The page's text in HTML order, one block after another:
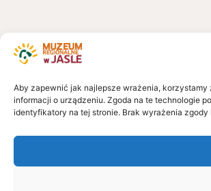
Aby zapewnić jak najlepsze wrażenia,
informacji o urządzeniu. Zgoda na te technologie
identyfikatory na tej stronie. Brak wyrażenia